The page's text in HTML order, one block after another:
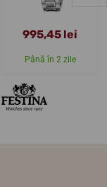
995,45 lei
Până în 2 zile